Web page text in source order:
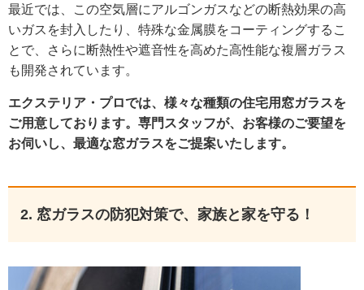
最近では、この空気層にアルゴンガスなどの断熱効果の高
いガスを封入したり、特殊な金属膜をコーティングするこ
とで、さらに断熱性や遮音性を高めた高性能な複層ガラス
も開発されています。
エクステリア・プロでは、様々な種類の住宅用窓ガラスを
ご用意しております。専門スタッフが、お客様のご要望を
お伺いし、最適な窓ガラスをご提案いたします。
2. 窓ガラスの防犯対策で、家族と家を守る！